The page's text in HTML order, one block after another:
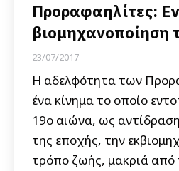
Προραφαηλίτες:
βιομηχανοποίηση
23/07/2017
Η αδελφότητα των
ένα κίνημα το οποίο
19ο αιώνα, ως
της εποχής, την
τρόπο ζωής, μακριά από